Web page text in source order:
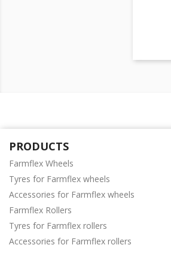
PRODUCTS
Farmflex Wheels
Tyres for Farmflex wheels
Accessories for Farmflex wheels
Farmflex Rollers
Tyres for Farmflex rollers
Accessories for Farmflex rollers